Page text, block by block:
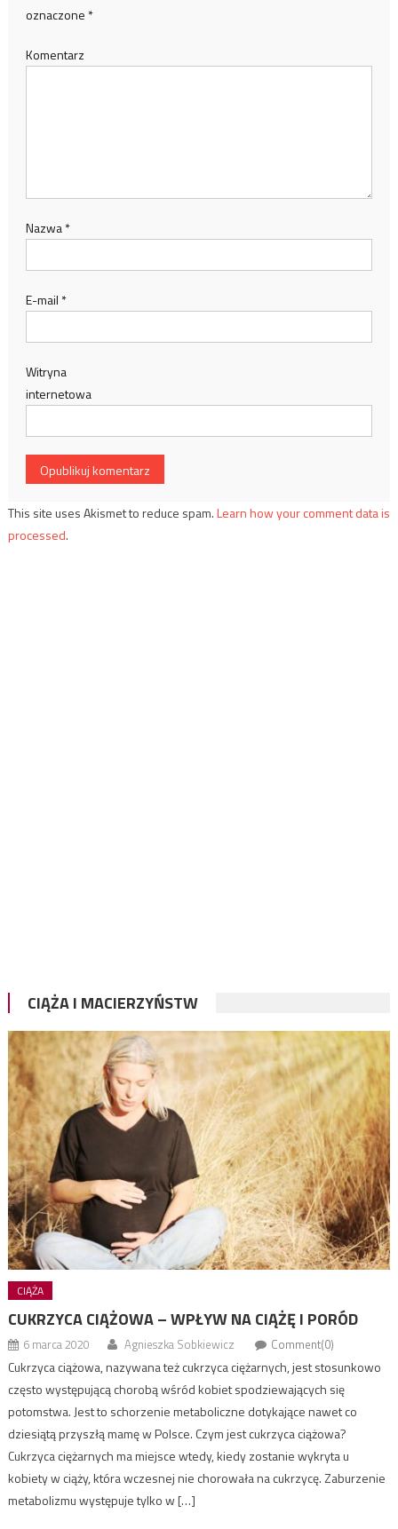
oznaczone *
Komentarz
Nazwa*
E-mail *
Witryna
internetowa
This site uses Akismet to reduce spam.Learn how your comment data is
processed.
CIĄŻA I MACIERZYŃSTW
CIĄŻA
CUKRZYCA CIĄŻOWA – WPŁYW NA CIĄŻĘ I PORÓD
6 marca 2020 Agnieszka Sobkiewicz Comment(0)
Cukrzyca ciążowa, nazywana też cukrzyca ciężarnych, jest stosunkowo
często występującą chorobą wśród kobiet spodziewających się
potomstwa. Jest to schorzenie metaboliczne dotykające nawet co
dziesiątą przyszłą mamę w Polsce. Czym jest cukrzyca ciążowa?
Cukrzyca ciężarnych ma miejsce wtedy, kiedy zostanie wykryta u
kobiety w ciąży, która wczesnej nie chorowała na cukrzycę. Zaburzenie
metabolizmu występuje tylko w […]